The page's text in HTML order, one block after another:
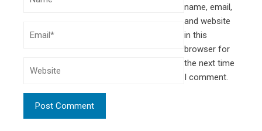
name, email,
and website
in this
browser for
the next time
I comment.